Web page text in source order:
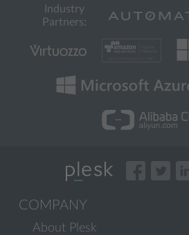
Industry
Partners:
COMPANY
About Plesk